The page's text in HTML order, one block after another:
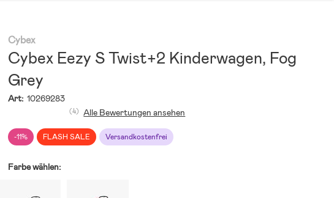
Cybex
Cybex Eezy S Twist+2 Kinderwagen, Fog
Grey
Art: 10269283
-11% FLASH SALE Versandkostenfrei
(4) Alle Bewertungen ansehen
Farbe wählen: